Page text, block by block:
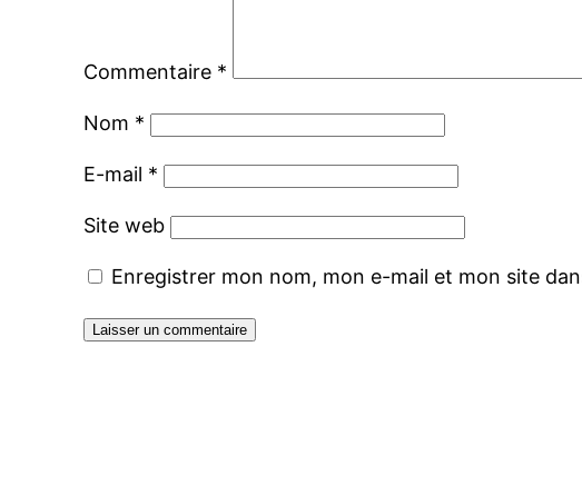
Commentaire *
Nom *
E-mail *
Site web
Enregistrer mon nom, mon e-mail et mon site